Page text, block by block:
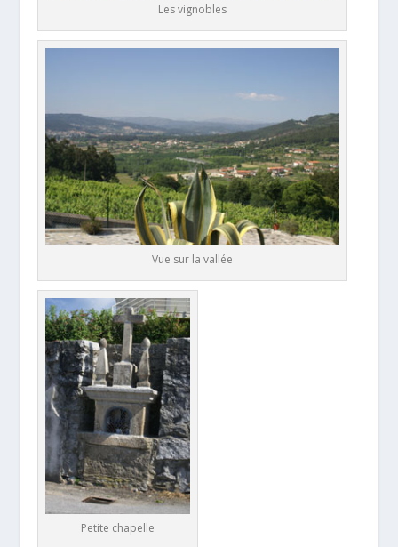
Les vignobles
Vue sur la vallée
Petite chapelle